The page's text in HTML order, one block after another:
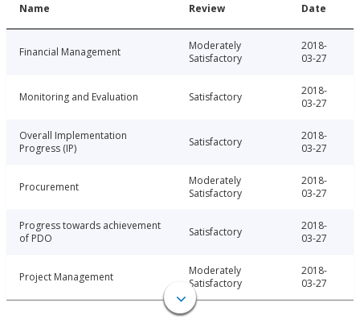
Name Review Date
Financial Management
Moderately
Satisfactory
2018-
03-27
Monitoring and Evaluation Satisfactory
2018-
03-27
Overall Implementation
Progress (IP)
Satisfactory
2018-
03-27
Procurement
Moderately
Satisfactory
2018-
03-27
Progress towards achievement
of PDO
Satisfactory
2018-
03-27
Project Management
Moderately
Satisfactory
2018-
03-27